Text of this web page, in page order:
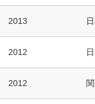
2013
2012
2012